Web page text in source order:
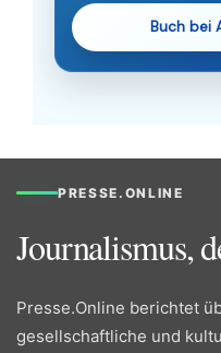
Buch bei
PRESSE.ONLINE
Journalismus,
Presse.Online berichtet
gesellschaftliche und